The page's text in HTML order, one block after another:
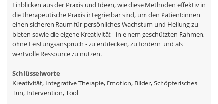
Einblicken aus der Praxis und Ideen, wie diese Methoden effektiv in
die therapeutische Praxis integrierbar sind, um den Patient:innen
einen sicheren Raum für persönliches Wachstum und Heilung zu
bieten sowie die eigene Kreativität - in einem geschützten Rahmen,
ohne Leistungsanspruch - zu entdecken, zu fördern und als
wertvolle Ressource zu nutzen.
Schlüsselworte
Kreativität, Integrative Therapie, Emotion, Bilder, Schöpferisches
Tun, Intervention, Tool